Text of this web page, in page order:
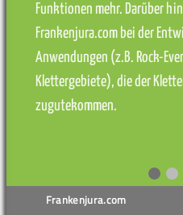
Funktionen mehr. Darüber
Frankenjura.com bei der
Anwendungen (z.B. Rock-
Klettergebiete), die der
zugutekommen.
Frankenjura.com